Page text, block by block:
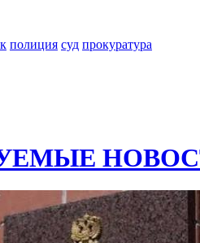
полиция суд прокуратура